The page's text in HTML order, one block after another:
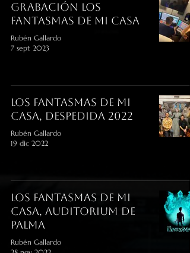
Grabación Los
Fantasmas de mi Casa
Rubén Gallardo
7 sept 2023
Los Fantasmas De Mi
Casa, despedida 2022
Rubén Gallardo
19 dic 2022
Los Fantasmas de mi
Casa, Auditorium de
Palma
Rubén Gallardo